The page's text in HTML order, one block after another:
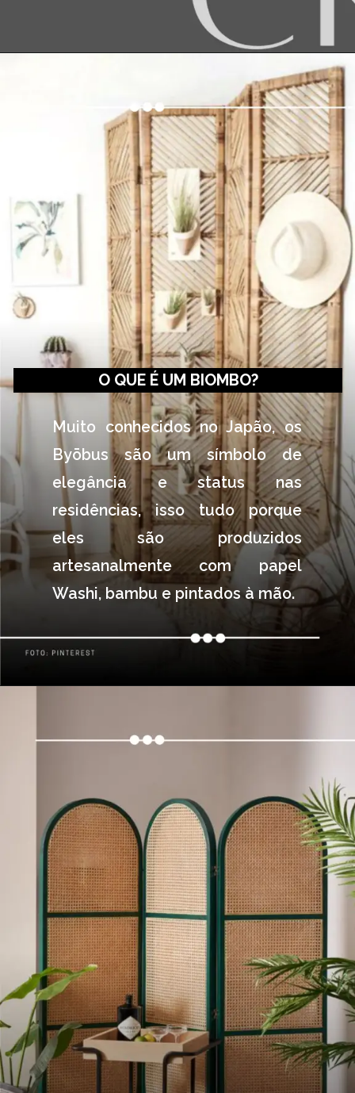
Muito conhecidos no Japão, os
Byōbus são um símbolo de
elegância e status nas
residências, isso tudo porque
eles são produzidos
artesanalmente com papel
Washi, bambu e pintados à mão.
O QUE É UM BIOMBO?